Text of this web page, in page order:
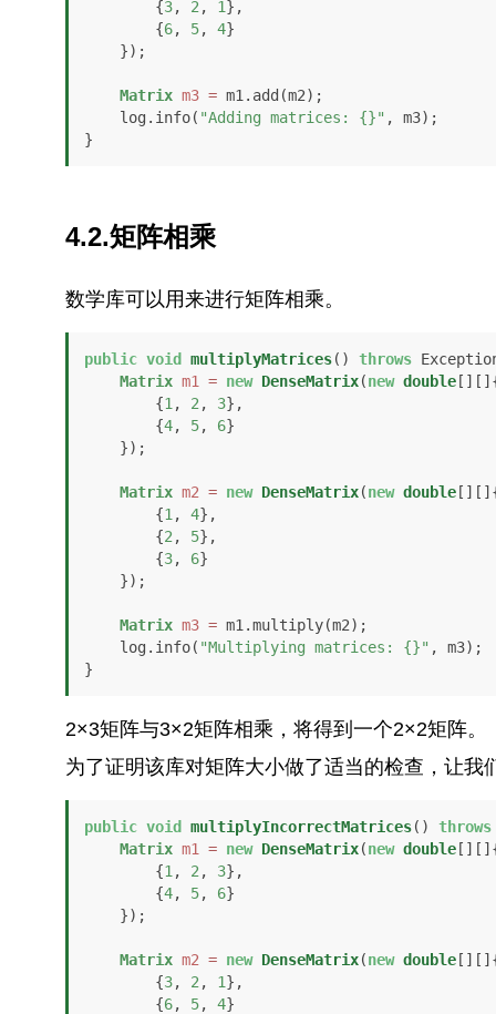
        {
3, 2, 1},
        {
6, 5, 4}
Matrix m3 = m1.add(m2);
    log.info(
"Adding matrices: {}" , m3);
}
4.2.矩阵相乘
数学库可以用来进行矩阵相乘。
public void multiplyMatrices() throws
Matrix m1 = new DenseMatrix(new double
        {
1 , 2 , 3},
        {
4, 5, 6}
Matrix m2 = new DenseMatrix(new double
        {
1 , 4},
        {
2 , 5},
        {
3, 6}
Matrix m3 = m1.multiply(m2);
    log.info(
"Multiplying matrices: {}" , m3);
}
2×3矩阵与3×2矩阵相乘，将得到一个2×2矩阵。
为了证明该库对矩阵大小做了适当的检查，让我
public void multiplyIncorrectMatrices() throws
Matrix m1 = new DenseMatrix(new double
        {
1 , 2 , 3},
        {
4, 5, 6}
Matrix m2 = new DenseMatrix(new double
        {
3, 2 , 1},
        {
6, 5, 4}